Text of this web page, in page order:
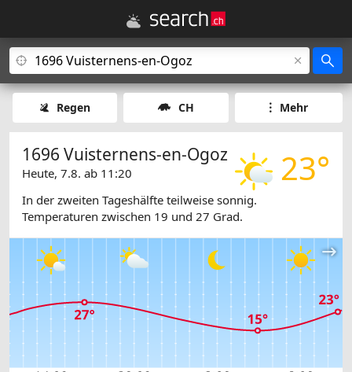
Regen CH Mehr
23°
1696 Vuisternens-en-Ogoz
Heute, 7.8. ab 11:20
In der zweiten Tageshälfte teilweise sonnig.
Temperaturen zwischen 19 und 27 Grad.